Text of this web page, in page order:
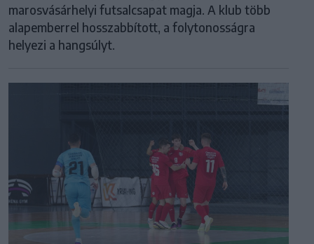
marosvásárhelyi futsalcsapat magja. A klub több
alapemberrel hosszabbított, a folytonosságra
helyezi a hangsúlyt.